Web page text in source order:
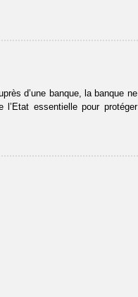
d’une banque, la banque ne
essentielle pour protéger